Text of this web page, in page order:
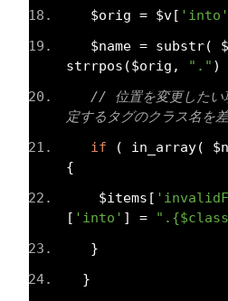
   $orig
= $v [ 'into'
   $name
= substr(
strrpos ($orig , "." )
// 位置を変更したい
定するタグのクラス名を
if
( in_array(
{
    $items
[
[ 'into' ] =
}
}